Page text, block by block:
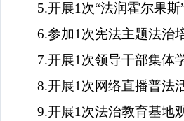
5.开展1次“法润霍尔果
6.参加1次宪法主题法治
7.开展1次领导干部集体
8.开展1次网络直播普法
9.开展1次法治教育基地